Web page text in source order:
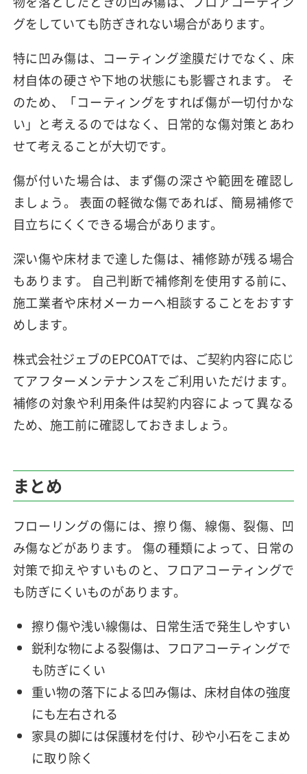
グをしていても防ぎきれない場合があります。
特に凹み傷は、コーティング塗膜だけでなく、床
材自体の硬さや下地の状態にも影響されます。 そ
のため、「コーティングをすれば傷が一切付かな
い」と考えるのではなく、日常的な傷対策とあわ
せて考えることが大切です。
傷が付いた場合は、まず傷の深さや範囲を確認し
ましょう。 表面の軽微な傷であれば、簡易補修で
目立ちにくくできる場合があります。
深い傷や床材まで達した傷は、補修跡が残る場合
もあります。 自己判断で補修剤を使用する前に、
施工業者や床材メーカーへ相談することをおすす
めします。
株式会社ジェブのEPCOATでは、ご契約内容に応じ
てアフターメンテナンスをご利用いただけます。
補修の対象や利用条件は契約内容によって異なる
ため、施工前に確認しておきましょう。
まとめ
フローリングの傷には、擦り傷、線傷、裂傷、凹
み傷などがあります。 傷の種類によって、日常の
対策で抑えやすいものと、フロアコーティングで
も防ぎにくいものがあります。
擦り傷や浅い線傷は、日常生活で発生しやすい
鋭利な物による裂傷は、フロアコーティングで
も防ぎにくい
重い物の落下による凹み傷は、床材自体の強度
にも左右される
家具の脚には保護材を付け、砂や小石をこまめ
に取り除く